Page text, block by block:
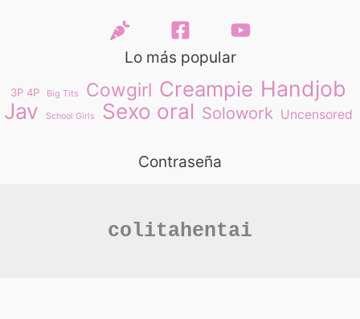
Lo más popular
3P 4P Big Tits Cowgirl Creampie Handjob
Jav
School Girls Sexo oral Solowork Uncensored
Contraseña
colitahentai